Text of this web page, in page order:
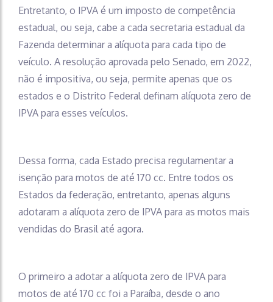
Entretanto, o IPVA é um imposto de competência
estadual, ou seja, cabe a cada secretaria estadual da
Fazenda determinar a alíquota para cada tipo de
veículo. A resolução aprovada pelo Senado, em 2022,
não é impositiva, ou seja, permite apenas que os
estados e o Distrito Federal definam alíquota zero de
IPVA para esses veículos.
Dessa forma, cada Estado precisa regulamentar a
isenção para motos de até 170 cc. Entre todos os
Estados da federação, entretanto, apenas alguns
adotaram a alíquota zero de IPVA para as motos mais
vendidas do Brasil até agora.
O primeiro a adotar a alíquota zero de IPVA para
motos de até 170 cc foi a Paraíba, desde o ano